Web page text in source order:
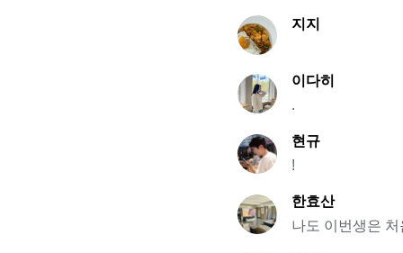
지지
이다히
.
현규
!
한효산
나도 이번생은